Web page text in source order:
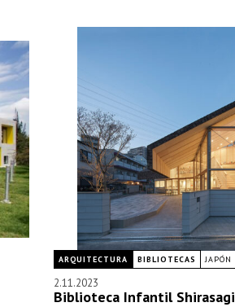
ARQUITECTURA BIBLIOTECAS JAPÓN
2.11.2023
Biblioteca Infantil Shirasagi